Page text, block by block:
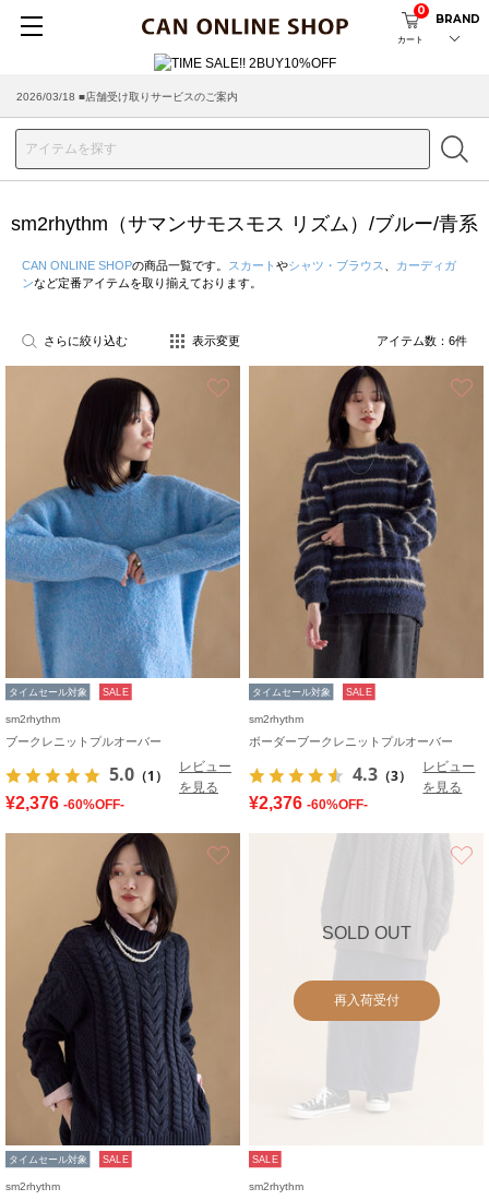
カート
0
BRAND
2026/03/18 ■店舗受け取りサービスのご案内
sm2rhythm（サマンサモスモス リズム）/ブルー/青系
CAN ONLINE SHOPの商品一覧です。 スカート やシャツ・ブラウス
カーディガ
ンなど定番アイテムを取り揃えております。
さらに絞り込む 表示変更 アイテム数： 6件
タイムセール対象 SALE
sm2rhythm
ブークレニットプルオーバー
5.0 （1）
レビュー
を見る
¥2,376 -60%OFF-
タイムセール対象 SALE
sm2rhythm
ボーダーブークレニットプルオーバー
4.3 （3）
レビュー
を見る
¥2,376 -60%OFF-
タイムセール対象 SALE
sm2rhythm
SOLD OUT
再入荷受付
SALE
sm2rhythm